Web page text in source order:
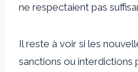
ne respectaient pas
Il reste à voir si les
sanctions ou interdictions